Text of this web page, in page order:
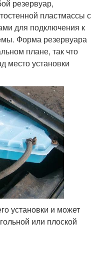
резервуар,
пластмассы с
для подключения к
Форма резервуара
плане, так что
место установки
установки и может
или плоской